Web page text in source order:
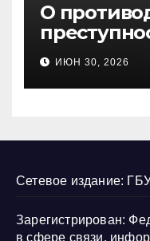
О
ИЮН 30, 2026
Сетевое издание:
Зарегистрирован:
в сфере связи,